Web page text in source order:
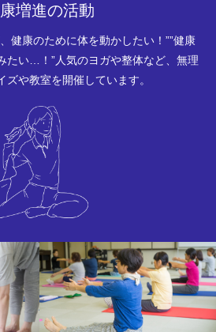
増進の活動
健康のために体を動かしたい！””健康
たい…！”⼈気のヨガや整体など、無理
ズや教室を開催しています。